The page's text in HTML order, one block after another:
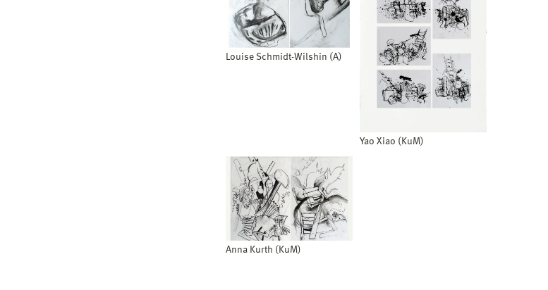
Louise Schmidt-Wilshin (A)
Yao Xiao (KuM)
Anna Kurth (KuM)